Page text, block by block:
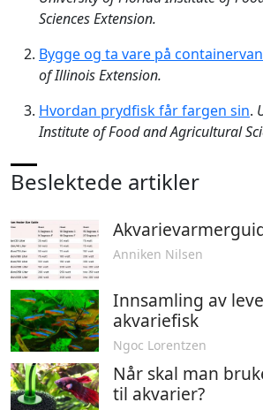
Sciences Extension.
Bygge og ta vare på
of Illinois Extension.
Hvordan prydfisk får fargen sin.
Institute of Food and Agricultural
Beslektede artikler
Anniken Nilsen
Innsamling av
akvariefisk
Ngoc Lorentzen
Når skal man
til akvarier?